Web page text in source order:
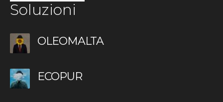
Soluzioni
OLEOMALTA
ECOPUR